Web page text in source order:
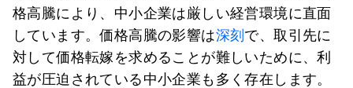
格高騰により、中小企業は厳しい経営環境に直面
しています。価格高騰の影響は深刻 で、取引先に
対して価格転嫁を求めることが難しいために、利
益が圧迫されている中小企業も多く存在します。